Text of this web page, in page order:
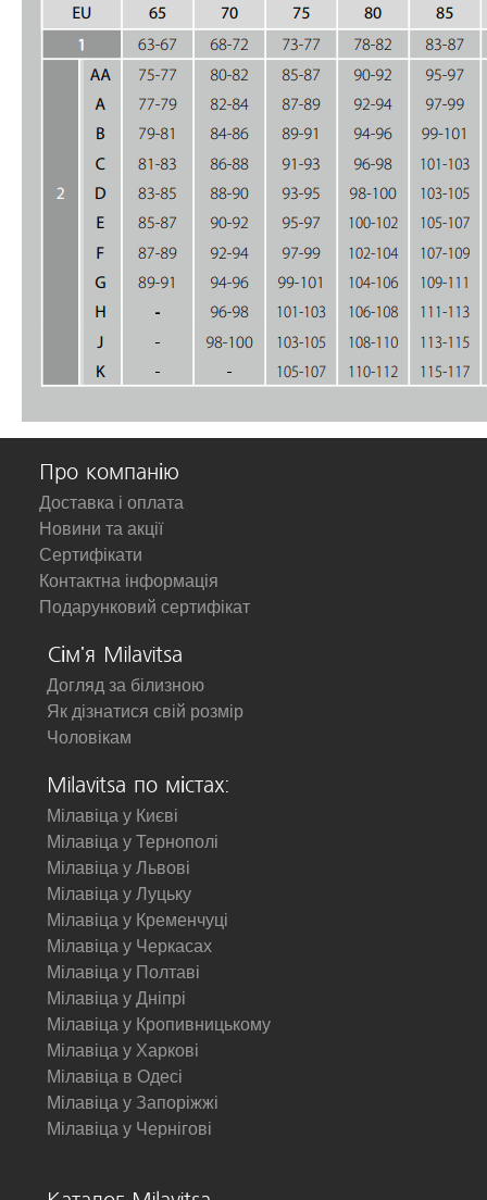
Про компанію
Доставка і оплата
Новини та акції
Сертифікати
Контактна інформація
Подарунковий сертифікат
Сім'я Milavitsa
Догляд за білизною
Як дізнатися свій розмір
Чоловікам
Milavitsa по містах:
Мілавіца у Києві
Мілавіца у Тернополі
Мілавіца у Львові
Мілавіца у Луцьку
Мілавіца у Кременчуці
Мілавіца у Черкасах
Мілавіца у Полтаві
Мілавіца у Дніпрі
Мілавіца у Кропивницькому
Мілавіца у Харкові
Мілавіца в Одесі
Мілавіца у Запоріжжі
Мілавіца у Чернігові